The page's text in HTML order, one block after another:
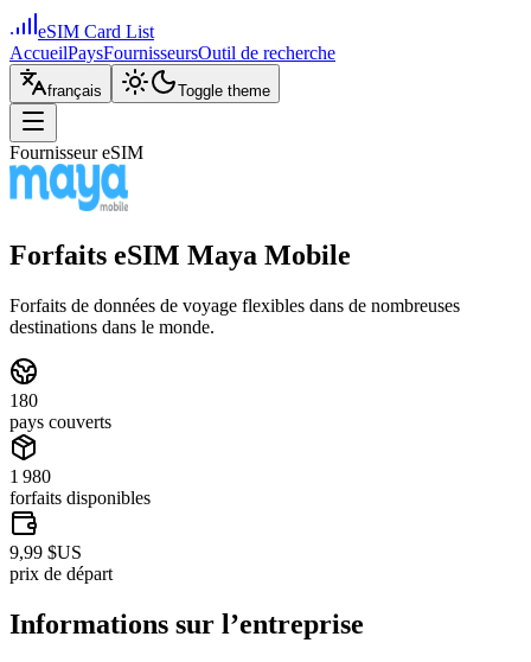
eSIM Card List
AccueilPaysFournisseursOutil de recherche
français Toggle theme
Fournisseur eSIM
Forfaits eSIM Maya Mobile
Forfaits de données de voyage flexibles dans de nombreuses
destinations dans le monde.
180
pays couverts
1 980
forfaits disponibles
9,99 $US
prix de départ
Informations sur l’entreprise